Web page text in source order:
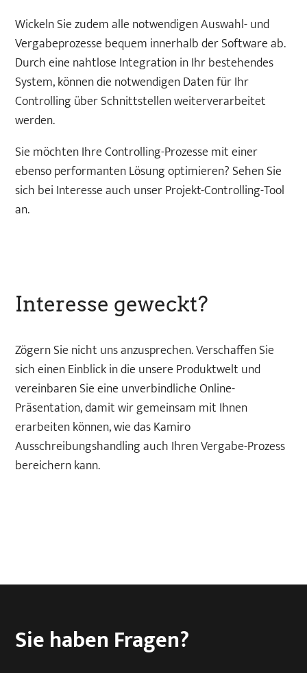
Wickeln Sie zudem alle notwendigen Auswahl- und
Vergabeprozesse bequem innerhalb der Software ab.
Durch eine nahtlose Integration in Ihr bestehendes
System, können die notwendigen Daten für Ihr
Controlling über Schnittstellen weiterverarbeitet
werden.
Sie möchten Ihre Controlling-Prozesse mit einer
ebenso performanten Lösung optimieren? Sehen Sie
sich bei Interesse auch unser Projekt-Controlling-Tool
an.
Interesse geweckt?
Zögern Sie nicht uns anzusprechen.Verschaffen Sie
sich einen Einblick in die unsere Produktwelt und
vereinbaren Sie eine unverbindliche Online-
Präsentation, damit wir gemeinsam mit Ihnen
erarbeiten können, wie das Kamiro
Ausschreibungshandling auch Ihren Vergabe-Prozess
bereichern kann.
Sie haben Fragen?